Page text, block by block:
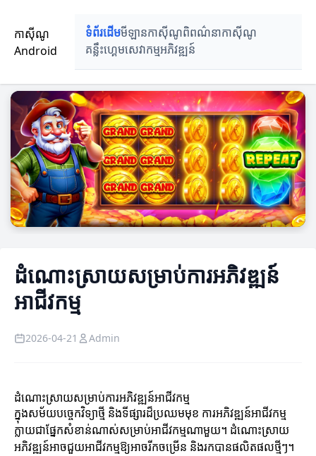
កាស៊ីណូ
Android
ទំព័រដើមមីឡានកាស៊ីណូពិពណ៌នាកាស៊ីណូ
គន្លឹះហ្គេមសេវាកម្មអភិវឌ្ឍន៍
ដំណោះស្រាយសម្រាប់ការអភិវឌ្ឍន៍
អាជីវកម្ម
2026-04-21 Admin
ដំណោះស្រាយសម្រាប់ការអភិវឌ្ឍន៍អាជីវកម្ម
ក្នុងសម័យបច្ចេកវិទ្យាថ្មី និងទីផ្សារដ៏ប្រឈមមុខ ការអភិវឌ្ឍន៍អាជីវកម្ម
ក្លាយជាផ្នែកសំខាន់ណាស់សម្រាប់អាជីវកម្មណាមួយ។ ដំណោះស្រាយ
អភិវឌ្ឍន៍អាចជួយអាជីវកម្មឱ្យអាចរីកចម្រើន និងរកបានផលិតផលថ្មីៗ។